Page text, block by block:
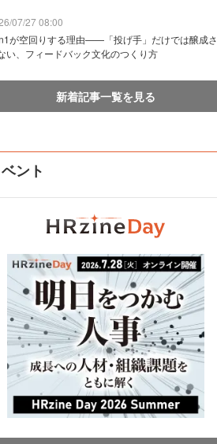
07/27 08:00
が空回りする理由——「投げ手」だけでは醸成さ
い、フィードバック文化のつくり方
新着記事一覧を見る
ント